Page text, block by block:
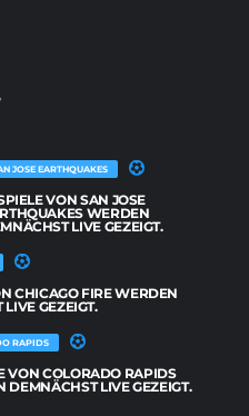
JOSE EARTHQUAKES
VON SAN JOSE
WERDEN
LIVE GEZEIGT.
CHICAGO FIRE WERDEN
GEZEIGT.
RAPIDS
VON COLORADO RAPIDS
DEMNÄCHST LIVE GEZEIGT.